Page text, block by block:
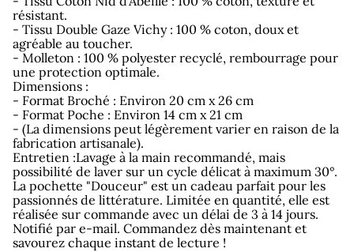
résistant.
- Tissu Double Gaze Vichy : 100 % coton, doux et
agréable au toucher.
- Molleton : 100 % polyester recyclé, rembourrage pour
une protection optimale.
Dimensions :
- Format Broché : Environ 20 cm x 26 cm
- Format Poche : Environ 14 cm x 21 cm
- (La dimensions peut légèrement varier en raison de la
fabrication artisanale).
Entretien :Lavage à la main recommandé, mais
possibilité de laver sur un cycle délicat à maximum 30°.
La pochette "Douceur" est un cadeau parfait pour les
passionnés de littérature. Limitée en quantité, elle est
réalisée sur commande avec un délai de 3 à 14 jours.
Notifié par e-mail. Commandez dès maintenant et
savourez chaque instant de lecture !